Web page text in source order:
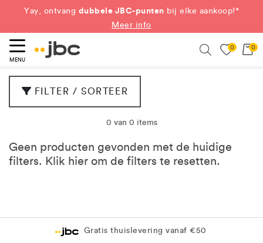
Yay, ontvang dubbele JBC-punten bij elke aankoop!*
Meer info
MENU
0 0
FILTER / SORTEER
0 van 0 items
Geen producten gevonden met de huidige
filters. Klik hier om de filters te resetten.
Gratis thuislevering vanaf €50